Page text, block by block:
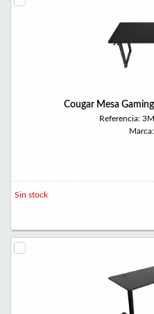
Cougar Mesa
Referencia:
Sin stock